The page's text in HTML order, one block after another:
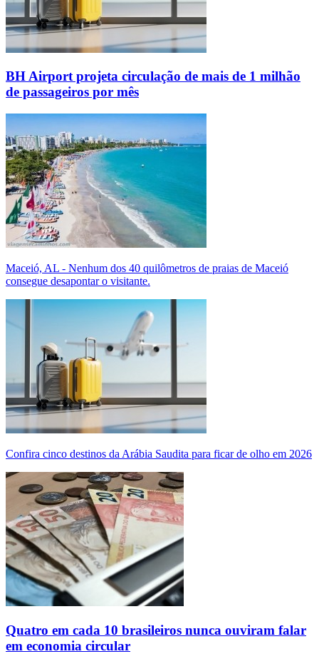
BH Airport projeta circulação de mais de 1 milhão
de passageiros por mês
Maceió, AL - Nenhum dos 40 quilômetros de praias de Maceió
consegue desapontar o visitante.
Confira cinco destinos da Arábia Saudita para ficar de olho em 2026
Quatro em cada 10 brasileiros nunca ouviram falar
em economia circular